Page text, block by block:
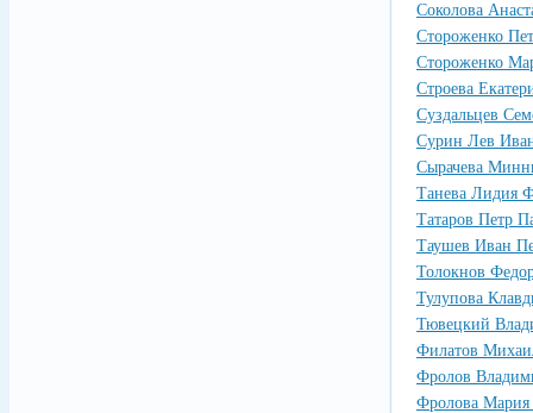
Соколова
Стороженко
Стороженко
Строева
Суздальцев
Сурин Лев
Сырачева
Танева Лидия
Татаров Петр
Таушев Иван
Толокнов
Тулупова
Тювецкий
Филатов
Фролов
Фролова Мария